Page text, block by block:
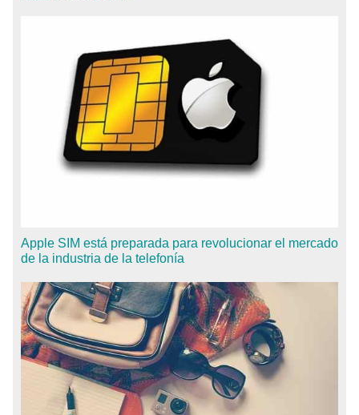
Apple SIM está preparada para revolucionar el mercado
de la industria de la telefonía